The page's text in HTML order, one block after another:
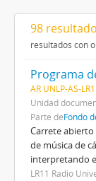
98
resultados con
AR UNLP-AS-
Unidad
Parte deFondo
Carrete
de música de
interpretando
LR11 Radio